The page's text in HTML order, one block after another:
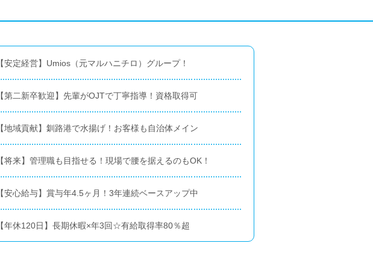
【安定経営】Umios（元マルハニチロ）グループ！
【第二新卒歓迎】先輩がOJTで丁寧指導！資格取得可
【地域貢献】釧路港で水揚げ！お客様も自治体メイン
【将来】管理職も目指せる！現場で腰を据えるのもOK！
【安心給与】賞与年4.5ヶ月！3年連続ベースアップ中
【年休120日】長期休暇×年3回☆有給取得率80％超